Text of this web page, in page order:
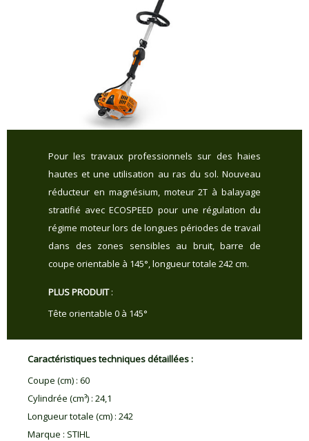
Pour les travaux professionnels sur des haies
hautes et une utilisation au ras du sol. Nouveau
réducteur en magnésium, moteur 2T à balayage
stratifié avec ECOSPEED pour une régulation du
régime moteur lors de longues périodes de travail
dans des zones sensibles au bruit, barre de
coupe orientable à 145°, longueur totale 242 cm.
PLUS PRODUIT:
Tête orientable 0 à 145°
Caractéristiques techniques détaillées :
Coupe (cm) : 60
Cylindrée (cm³) : 24,1
Longueur totale (cm) : 242
Marque : STIHL